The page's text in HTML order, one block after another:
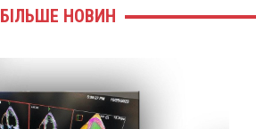
БІЛЬШЕ НОВИН